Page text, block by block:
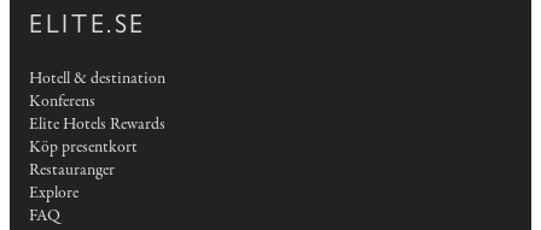
ELITE.SE
Hotell & destination
Konferens
Elite Hotels Rewards
Köp presentkort
Restauranger
Explore
FAQ